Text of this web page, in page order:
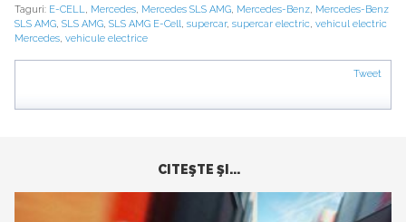
Taguri: E-CELL, Mercedes, Mercedes SLS AMG, Mercedes-Benz, Mercedes-Benz
SLS AMG, SLS AMG, SLS AMG E-Cell, supercar, supercar electric, vehicul electric
Mercedes, vehicule electrice
Tweet
CITEŞTE ŞI...